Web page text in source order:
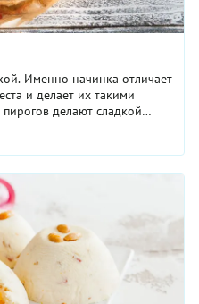
Именно начинка отличает
и делает их такими
делают сладкой